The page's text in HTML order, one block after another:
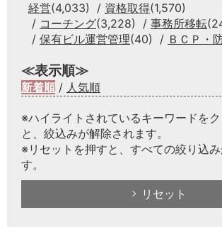
経営(4,033) 資格取得(1,570)
コーチング(3,228) 事務所移転
保有ビル運営管理(40) ＢＣＰ・
≪表示順≫
新着順 / 人気順
※ハイライトされているキーワードを
と、絞込みが解除されます。
※リセットを押すと、すべての絞り込
す。
リセット